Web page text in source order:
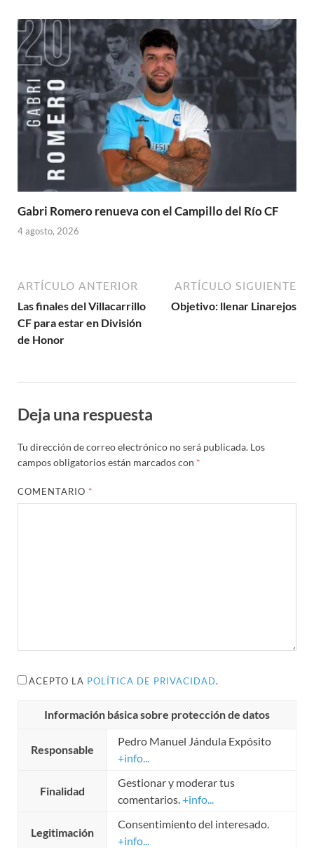
Gabri Romero renueva con el Campillo del Río CF
4 agosto, 2026
ARTÍCULO ANTERIOR
Las finales del Villacarrillo
CF para estar en División
de Honor
ARTÍCULO SIGUIENTE
Objetivo: llenar Linarejos
Deja una respuesta
Tu dirección de correo electrónico no será publicada. Los
campos obligatorios están marcados con *
COMENTARIO *
ACEPTO LA POLÍTICA DE PRIVACIDAD.
Información básica sobre protección de datos
Responsable
Pedro Manuel Jándula Expósito
+info...
Finalidad
Gestionar y moderar tus
comentarios. +info...
Legitimación
Consentimiento del interesado.
+info...